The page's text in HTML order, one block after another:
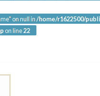
on null in /home/r1622500/
on line22